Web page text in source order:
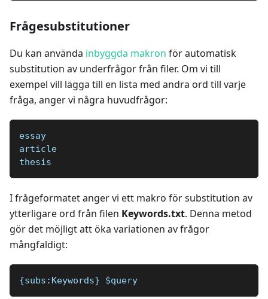
Frågesubstitutioner
Du kan använda inbyggda makron för automatisk
substitution av underfrågor från filer. Om vi till
exempel vill lägga till en lista med andra ord till varje
fråga, anger vi några huvudfrågor:
essay
article
thesis
I frågeformatet anger vi ett makro för substitution av
ytterligare ord från filen Keywords.txt. Denna metod
gör det möjligt att öka variationen av frågor
mångfaldigt:
{subs:Keywords} $query